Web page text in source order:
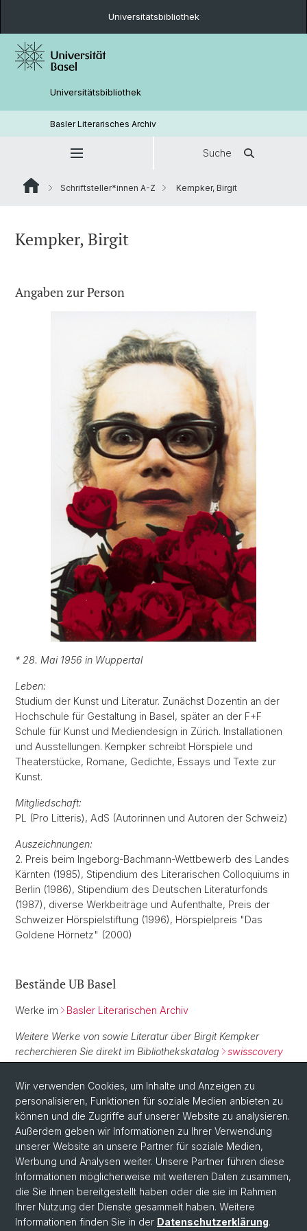
Universitätsbibliothek
Universitätsbibliothek
Basler Literarisches Archiv
Suche
Schriftsteller*innen A-Z Kempker, Birgit
Kempker, Birgit
Angaben zur Person
* 28. Mai 1956 in Wuppertal
Leben:
Studium der Kunst und Literatur. Zunächst Dozentin an der
Hochschule für Gestaltung in Basel, später an der F+F
Schule für Kunst und Mediendesign in Zürich. Installationen
und Ausstellungen. Kempker schreibt Hörspiele und
Theaterstücke, Romane, Gedichte, Essays und Texte zur
Kunst.
Mitgliedschaft:
PL (Pro Litteris), AdS (Autorinnen und Autoren der Schweiz)
Auszeichnungen:
2. Preis beim Ingeborg-Bachmann-Wettbewerb des Landes
Kärnten (1985), Stipendium des Literarischen Colloquiums in
Berlin (1986), Stipendium des Deutschen Literaturfonds
(1987), diverse Werkbeiträge und Aufenthalte, Preis der
Schweizer Hörspielstiftung (1996), Hörspielpreis "Das
Goldene Hörnetz" (2000)
Bestände UB Basel
Werke im Basler Literarischen Archiv
Weitere Werke von sowie Literatur über Birgit Kempker
recherchieren Sie direkt im Bibliothekskatalog
swisscovery
Basel.
Normdaten
GND: 119156954
Wir verwenden Cookies, um Inhalte und Anzeigen zu
personalisieren, Funktionen für soziale Medien anbieten zu
können und die Zugriffe auf unserer Website zu analysieren.
Außerdem geben wir Informationen zu Ihrer Verwendung
unserer Website an unsere Partner für soziale Medien,
Werbung und Analysen weiter. Unsere Partner führen diese
Informationen möglicherweise mit weiteren Daten zusammen,
die Sie ihnen bereitgestellt haben oder die sie im Rahmen
Ihrer Nutzung der Dienste gesammelt haben. Weitere
Informationen finden Sie in der Datenschutzerklärung.